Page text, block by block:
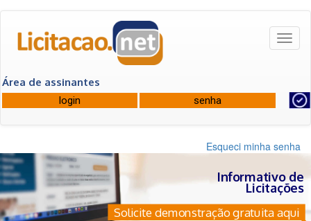
Área de assinantes
Esqueci minha senha
Informativo de
Licitações
Solicite demonstração gratuita aqui